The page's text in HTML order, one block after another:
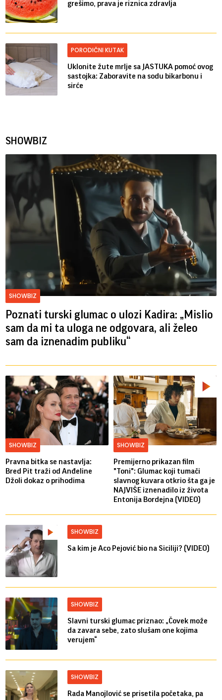
grešimo, prava je riznica zdravlja
PORODIČNI KUTAK
Uklonite žute mrlje sa JASTUKA pomoć ovog
sastojka: Zaboravite na sodu bikarbonu i
sirće
SHOWBIZ
SHOWBIZ
Poznati turski glumac o ulozi Kadira: „Mislio
sam da mi ta uloga ne odgovara, ali želeo
sam da iznenadim publiku“
SHOWBIZ
Pravna bitka se nastavlja:
Bred ​​Pit traži od Anđeline
Džoli dokaz o prihodima
SHOWBIZ
Premijerno prikazan film
"Toni": Glumac koji tumači
slavnog kuvara otkrio šta ga je
NAJVIŠE iznenadilo iz života
Entonija Bordejna (VIDEO)
SHOWBIZ
Sa kim je Aco Pejović bio na Siciliji? (VIDEO)
SHOWBIZ
Slavni turski glumac priznao: „Čovek može
da zavara sebe, zato slušam one kojima
verujem“
SHOWBIZ
Rada Manojlović se prisetila početaka, pa